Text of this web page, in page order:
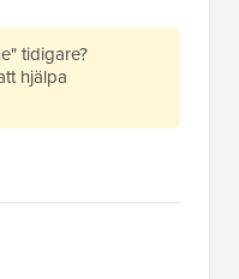
tidigare?
hjälpa